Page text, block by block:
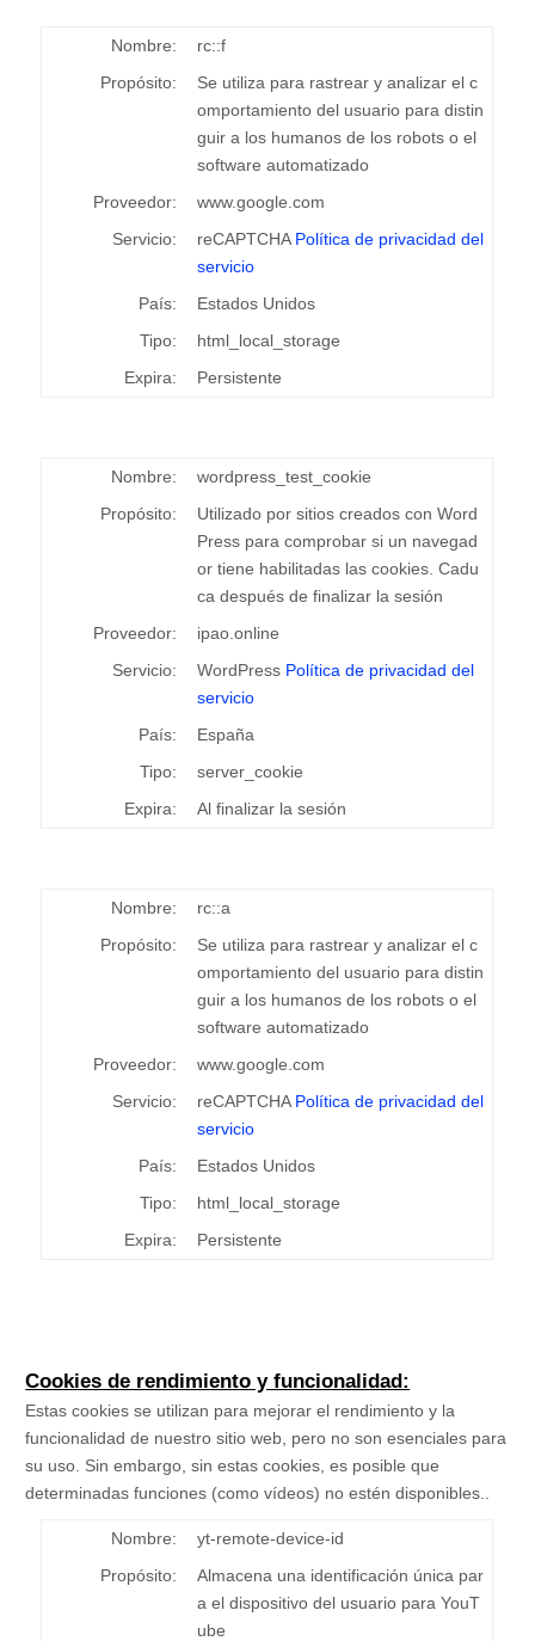
Nombre:
rc::f
Propósito:
Se utiliza para rastrear y analizar el c
omportamiento del usuario para distin
guir a los humanos de los robots o el
software automatizado
Proveedor:
www.google.com
Servicio:
reCAPTCHA Política de privacidad del
servicio
País:
Estados Unidos
Tipo:
html_local_storage
Expira:
Persistente
Nombre:
wordpress_test_cookie
Propósito:
Utilizado por sitios creados con Word
Press para comprobar si un navegad
or tiene habilitadas las cookies. Cadu
ca después de finalizar la sesión
Proveedor:
ipao.online
Servicio:
WordPress Política de privacidad del
servicio
País:
España
Tipo:
server_cookie
Expira:
Al finalizar la sesión
Nombre:
rc::a
Propósito:
Se utiliza para rastrear y analizar el c
omportamiento del usuario para distin
guir a los humanos de los robots o el
software automatizado
Proveedor:
www.google.com
Servicio:
reCAPTCHA Política de privacidad del
servicio
País:
Estados Unidos
Tipo:
html_local_storage
Expira:
Persistente
Cookies de rendimiento y funcionalidad:
Estas cookies se utilizan para mejorar el rendimiento y la
funcionalidad de nuestro sitio web, pero no son esenciales para
su uso. Sin embargo, sin estas cookies, es posible que
determinadas funciones (como vídeos) no estén disponibles..
Nombre:
yt-remote-device-id
Propósito:
Almacena una identificación única par
a el dispositivo del usuario para YouT
ube